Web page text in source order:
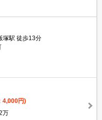
塚駅 徒歩13分
4,000円)
万